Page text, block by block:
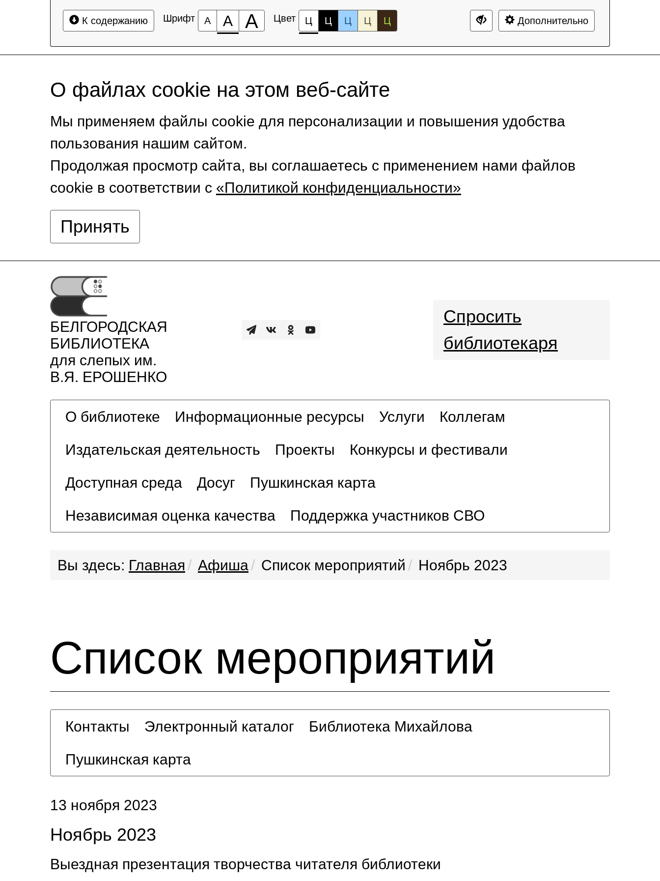
К содержанию Шрифт А А А Цвет Ц Ц Ц Ц Ц Дополнительно
О файлах cookie на этом веб-сайте
Мы применяем файлы cookie для персонализации и повышения удобства
пользования нашим сайтом.
Продолжая просмотр сайта, вы соглашаетесь с применением нами файлов
cookie в соответствии с «Политикой конфиденциальности»
Принять
БЕЛГОРОДСКАЯ
БИБЛИОТЕКА
для слепых им.
В.Я. ЕРОШЕНКО
Спросить
библиотекаря
О библиотеке Информационные ресурсы Услуги Коллегам
Издательская деятельность Проекты Конкурсы и фестивали
Доступная среда Досуг Пушкинская карта
Независимая оценка качества Поддержка участников СВО
Вы здесь: Главная Афиша Список мероприятий Ноябрь 2023
Список мероприятий
Контакты Электронный каталог Библиотека Михайлова
Пушкинская карта
13 ноября 2023
Ноябрь 2023
Выездная презентация творчества читателя библиотеки